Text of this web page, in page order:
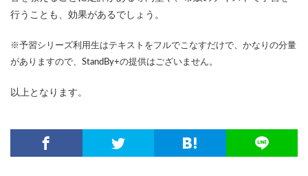
行うことも、効果があるでしょう。
※予習シリーズ利用生はテキストをフルでこなすだけで、かなりの分量
がありますので、StandBy+の提供はございません。
以上となります。